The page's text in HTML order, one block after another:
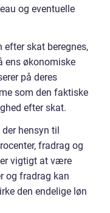
og eventuelle
skat beregnes,
ens økonomiske
på deres
som den faktiske
efter skat.
hensyn til
fradrag og
vigtigt at være
og fradrag kan
den endelige løn